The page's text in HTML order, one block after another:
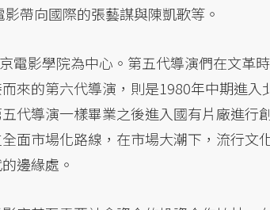
帶向國際的張藝謀與陳凱歌等。
電影學院為中心。第五代導演們在文革時
來的第六代導演，則是1980年中期進入
代導演一樣畢業之後進入國有片廠進行
面市場化路線，在市場大潮下，流行文
邊緣處。